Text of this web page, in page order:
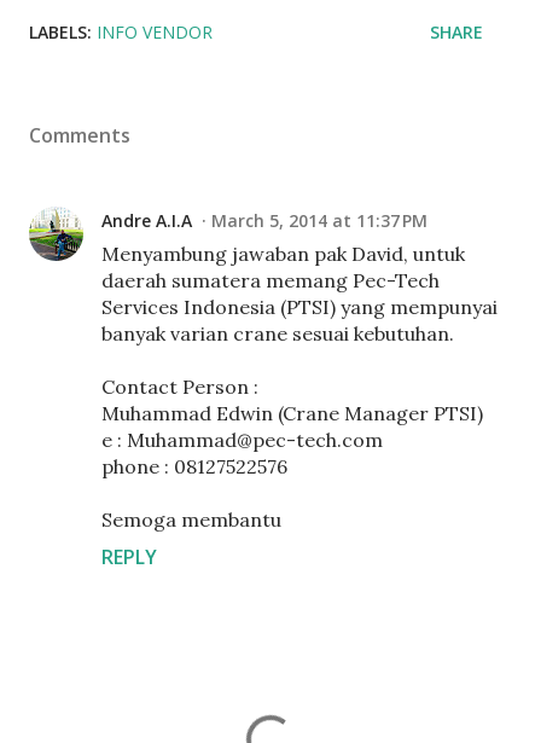
LABELS: INFO VENDOR SHARE
Comments
Andre A.I.A March 5, 2014 at 11:37 PM
Menyambung jawaban pak David, untuk
daerah sumatera memang Pec-Tech
Services Indonesia (PTSI) yang mempunyai
banyak varian crane sesuai kebutuhan.
Contact Person :
Muhammad Edwin (Crane Manager PTSI)
e : Muhammad@pec-tech.com
phone : 08127522576
Semoga membantu
REPLY